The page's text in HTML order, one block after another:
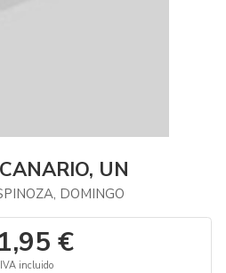
UN
DOMINGO
€
IVA incluido